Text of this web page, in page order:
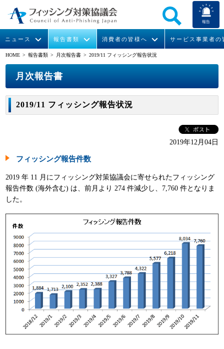
報告
ニュース
イベント
報告書類
月次報告書
消費者の皆様へ
フィッシングの報告
マンガでわかるフィッシング詐欺対策 5ヶ条
サービス事業者の
STOP. THINK. CONNECT.
運営委員紹介
メンバー
パンフレット
HOME > 報告書類 > 月次報告書 > 2019/11 フィッシング報告状況
月次報告書
2019/11 フィッシング報告状況
2019年12月04日
フィッシング報告件数
2019 年 11 月にフィッシング対策協議会に寄せられたフィッシング
報告件数 (海外含む) は、前月より 274 件減少し、7,760 件となりま
した。